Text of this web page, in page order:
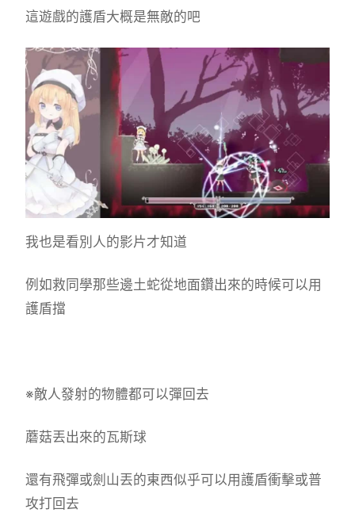
這遊戲的護盾大概是無敵的吧
我也是看別人的影片才知道
例如救同學那些邊土蛇從地面鑽出來的時候可以用
護盾擋
※敵人發射的物體都可以彈回去
蘑菇丟出來的瓦斯球
還有飛彈或劍山丟的東西似乎可以用護盾衝擊或普
攻打回去